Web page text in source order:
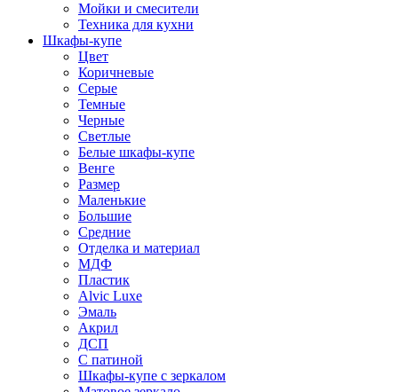
Мойки и смесители
Техника для кухни
Шкафы-купе
Цвет
Коричневые
Серые
Темные
Черные
Светлые
Белые шкафы-купе
Венге
Размер
Маленькие
Большие
Средние
Отделка и материал
МДФ
Пластик
Alvic Luxe
Эмаль
Акрил
ДСП
С патиной
Шкафы-купе с зеркалом